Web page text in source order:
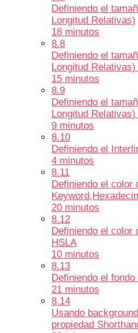
Definiendo el
Longitud Relativas)
18 minutos
8.8
Definiendo el
Longitud Relativas)
15 minutos
8.9
Definiendo el
Longitud Relativas)
9 minutos
8.10
Definiendo el
4 minutos
8.11
Definiendo el color
20 minutos
8.12
Definiendo el color
HSLA
10 minutos
8.13
Definiendo el
21 minutos
8.14
Usando
propiedad